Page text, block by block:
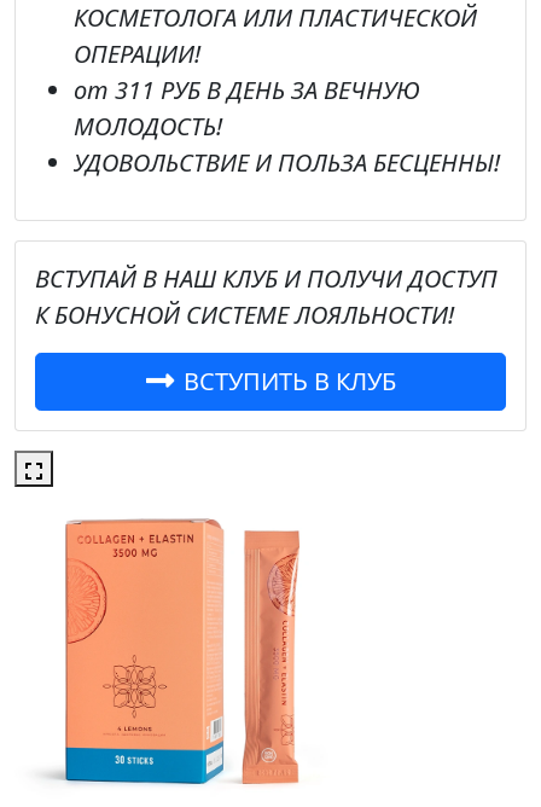
КОСМЕТОЛОГА ИЛИ ПЛАСТИЧЕСКОЙ
ОПЕРАЦИИ!
от 311 РУБ В ДЕНЬ ЗА ВЕЧНУЮ
МОЛОДОСТЬ!
УДОВОЛЬСТВИЕ И ПОЛЬЗА БЕСЦЕННЫ!
ВСТУПАЙ В НАШ КЛУБ И ПОЛУЧИ ДОСТУП
КБОНУСНОЙ СИСТЕМЕ ЛОЯЛЬНОСТИ!
ВСТУПИТЬ В КЛУБ